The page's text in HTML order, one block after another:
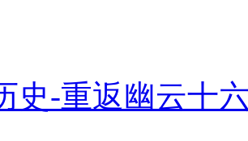
史-重返幽云十